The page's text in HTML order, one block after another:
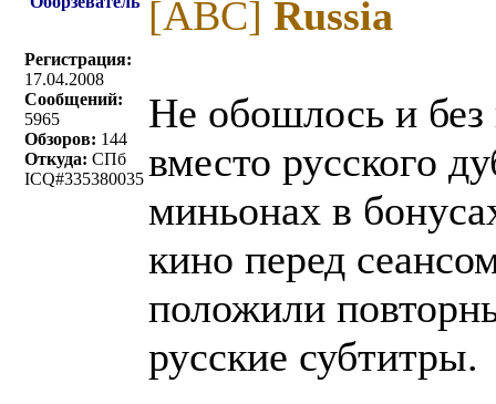
Регистрация:
17.04.2008
Сообщений:
5965
Обзоров: 144
Откуда: СПб
ICQ#335380035
[ABC] Russia
Не обошлось и без
вместо русского
миньонах в
кино перед
положили
русские субтитры.